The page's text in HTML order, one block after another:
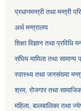
प्रधानमन्त्री तथा मन्त्री
अर्थ मन्त्रालय
शिक्षा विज्ञान तथा प्रविधि
संघिय मामिला तथा सामान्य
स्वास्थ्य तथा जनसंख्या
श्रम, रोजगार तथा
महिला, बालबालिका तथा